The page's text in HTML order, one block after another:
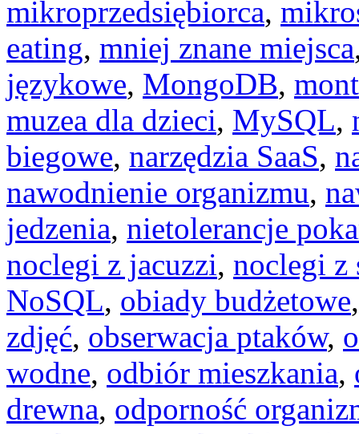
mikroprzedsiębiorca,
eating, mniej znane miejsca
językowe, MongoDB,
muzea dla dzieci, MySQL,
biegowe, narzędzia SaaS,
nawodnienie organizmu,
jedzenia, nietolerancje
noclegi z jacuzzi, noclegi z
NoSQL, obiady budżetowe
zdjęć, obserwacja ptaków,
wodne, odbiór mieszkania,
drewna, odporność